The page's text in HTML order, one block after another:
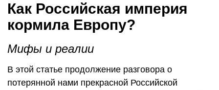
Как Российская империя
кормила Европу?
Мифы и реалии
В этой статье продолжение разговора о
потерянной нами прекрасной Российской